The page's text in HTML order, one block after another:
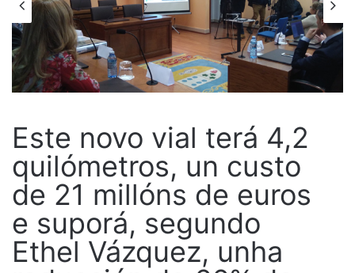
Este novo vial terá 4,2
quilómetros, un custo
de 21 millóns de euros
e suporá, segundo
Ethel Vázquez, unha